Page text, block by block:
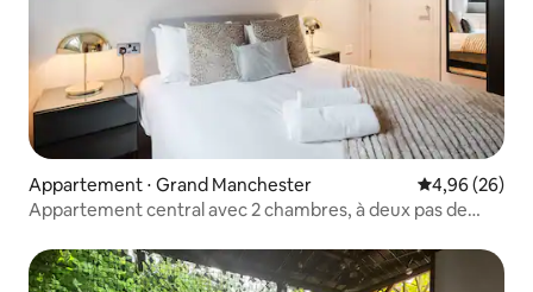
Appartement ⋅ Grand Manchester Évaluation
4,96 (26)
Appartement central avec 2 chambres, à deux pas de